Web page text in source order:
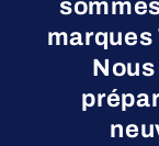
marques